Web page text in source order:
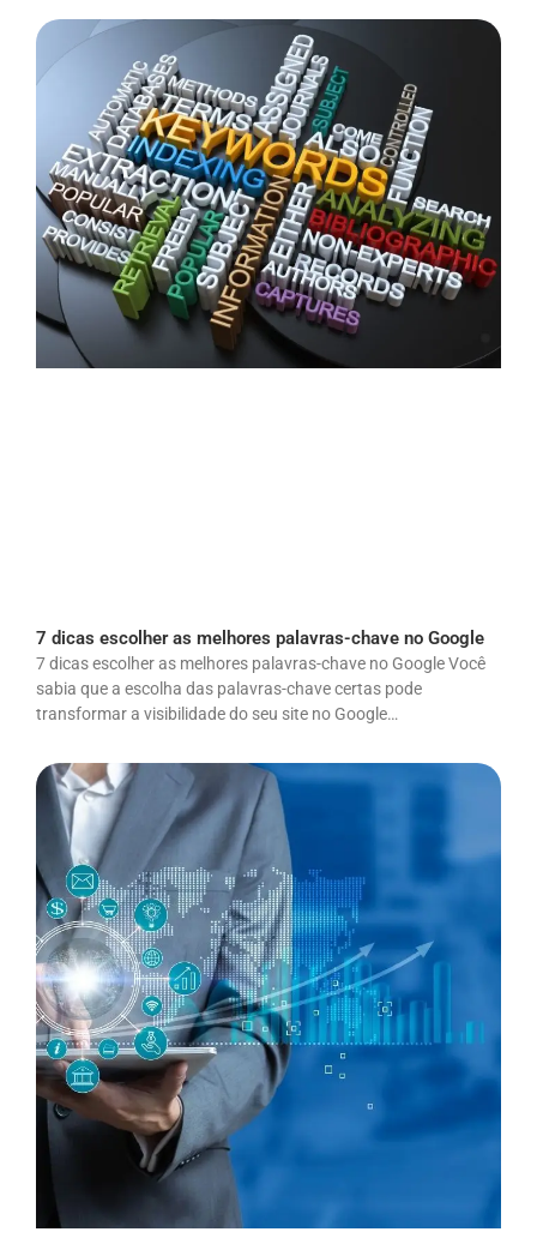
7 dicas escolher as melhores palavras-chave no Google
7 dicas escolher as melhores palavras-chave no Google Você
sabia que a escolha das palavras-chave certas pode
transformar a visibilidade do seu site no Google…